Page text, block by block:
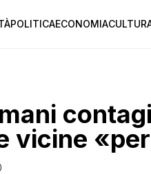
POLITICAECONOMIA
vicine